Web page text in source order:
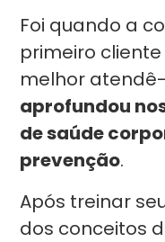
Foi quando a
primeiro
melhor
aprofundou
de saúde
prevenção.
Após treinar
dos conceitos